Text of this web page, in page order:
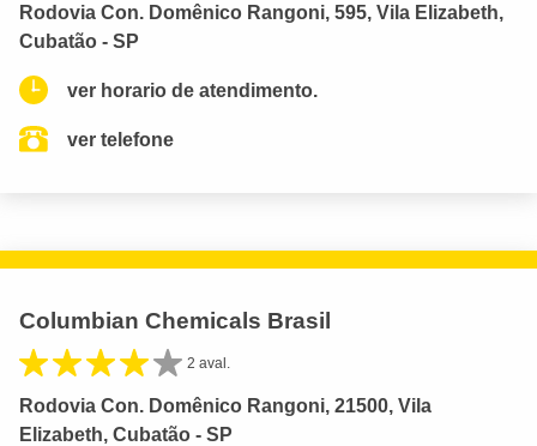
Rodovia Con. Domênico Rangoni, 595, Vila Elizabeth,
Cubatão - SP
ver horario de atendimento.
ver telefone
Columbian Chemicals Brasil
2 aval.
Rodovia Con. Domênico Rangoni, 21500, Vila
Elizabeth, Cubatão - SP